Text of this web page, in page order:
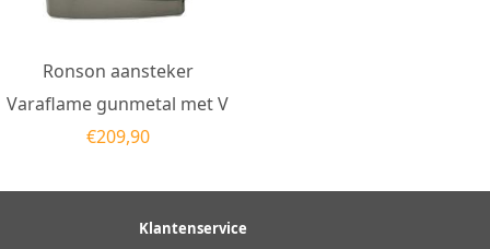
Ronson aansteker
Varaflame gunmetal met V
€209,90
Klantenservice